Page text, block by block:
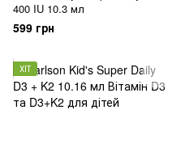
400 IU 10.3 мл
599 грн
ХІТ